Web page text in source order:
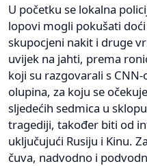
U početku se lokalna
lopovi mogli pokušati
skupocjeni nakit i druge
uvijek na jahti, prema
koji su razgovarali s
olupina, za koju se
sljedećih sedmica u
tragediji, također biti od
uključujući Rusiju i Kinu.
čuva, nadvodno i